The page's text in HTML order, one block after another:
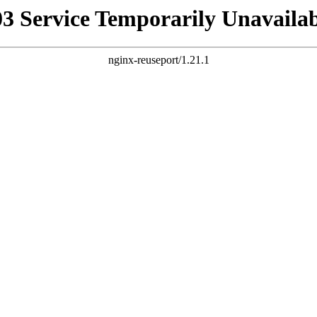
Service Temporarily
nginx-reuseport/1.21.1